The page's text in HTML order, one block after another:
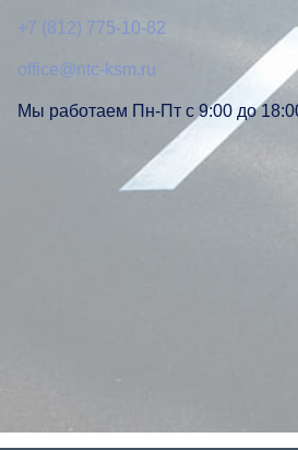
+7 (812) 775-10-82
office@ntc-ksm.ru
Мы работаем Пн-Пт с 9:00 до